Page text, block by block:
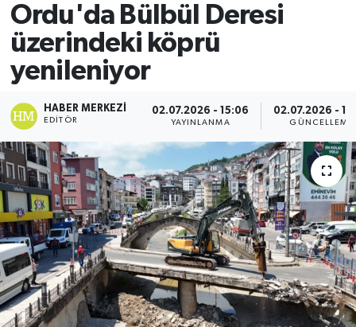
Ordu'da Bülbül Deresi
üzerindeki köprü
yenileniyor
HABER MERKEZI
EDITÖR
02.07.2026 - 15:06
YAYINLANMA
02.07.2026 -
GÜNCELLEME